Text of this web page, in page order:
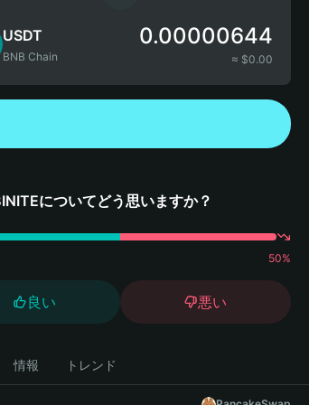
USDT
BNB Chain
0.00000644
≈ $0.00
についてどう思いますか？
50%
良い 悪い
情報 トレンド